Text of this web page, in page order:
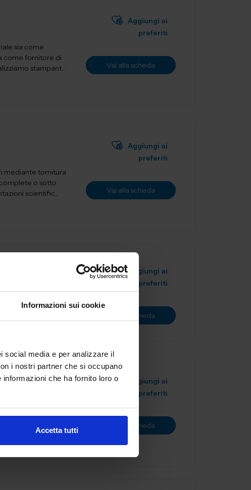
Informazioni sui cookie
social media e per analizzare il
i nostri partner che si occupano
che ha fornito loro o
Accetta tutti
sia come
come fornitore di
stampant...
Aggiungi ai
preferiti
Vai alla scheda
mediante tornitura
o sotto
scientific...
Aggiungi ai
preferiti
Vai alla scheda
Aggiungi ai
preferiti
Vai alla scheda
un service
Copriamo le
3D...
Aggiungi ai
preferiti
Vai alla scheda